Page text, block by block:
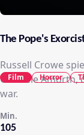
The Pope's
Russell Crowe
Gabriele Amorth,
war.
105
Min.
Film Horror